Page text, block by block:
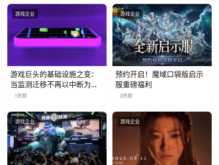
7
月
0
日
茶
对
接
游戏企业
游戏巨头的基础设施之变：
当监测迁移不再以中断为代
价
1天前
游戏企业
预约开启！魔域口袋版启示
服重磅福利
3天前
游戏企业 游戏企业